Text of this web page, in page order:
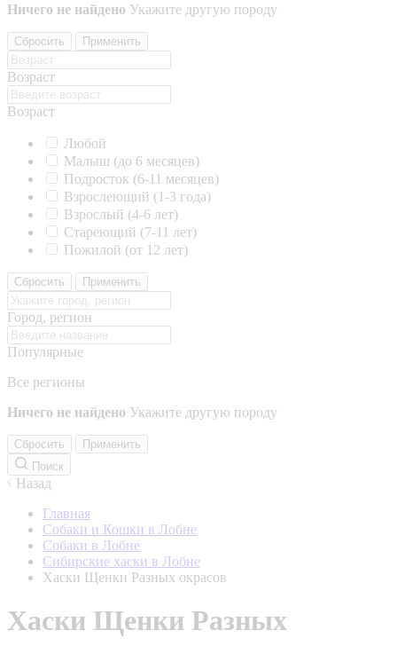
Ничего не найдено Укажите другую породу
Сбросить Применить
Возраст
Возраст
Любой
Малыш (до 6 месяцев)
Подросток (6-11 месяцев)
Взрослеющий (1-3 года)
Взрослый (4-6 лет)
Стареющий (7-11 лет)
Пожилой (от 12 лет)
Сбросить Применить
Город, регион
Популярные
Все регионы
Ничего не найдено Укажите другую породу
Сбросить
Применить
Поиск
Назад
Главная
Собаки и Кошки в Лобне
Собаки в Лобне
Сибирские хаски в Лобне
Хаски Щенки Разных окрасов
Хаски Щенки Разных